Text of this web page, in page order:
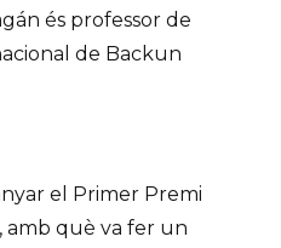
és professor de
de Backun
el Primer Premi
amb què va fer un